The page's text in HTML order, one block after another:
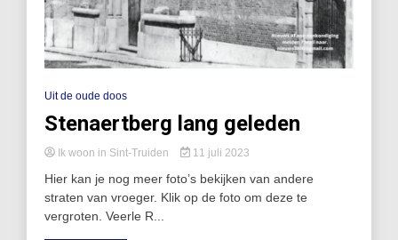
Uit de oude doos
Stenaertberg lang geleden
Ik woon in Sint-Truiden 11 juli 2023
Hier kan je nog meer foto’s bekijken van andere
straten van vroeger. Klik op de foto om deze te
vergroten. Veerle R...